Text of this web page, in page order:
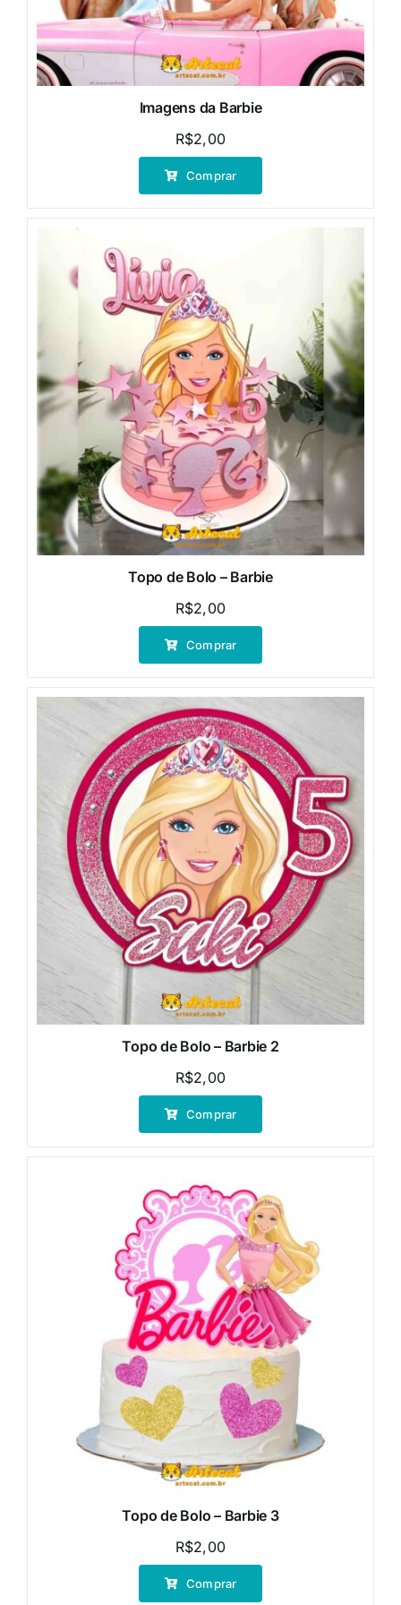
Imagens da Barbie
R$2,00
Comprar
Topo de Bolo – Barbie
R$2,00
Comprar
Topo de Bolo – Barbie 2
R$2,00
Comprar
Topo de Bolo – Barbie 3
R$2,00
Comprar